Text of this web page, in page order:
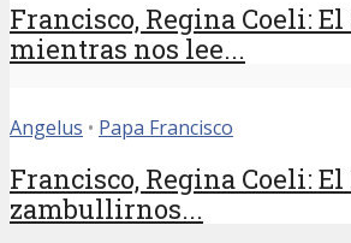
Francisco, Regina Coeli: El
mientras nos lee...
Angelus • Papa Francisco
Francisco, Regina Coeli:
zambullirnos...